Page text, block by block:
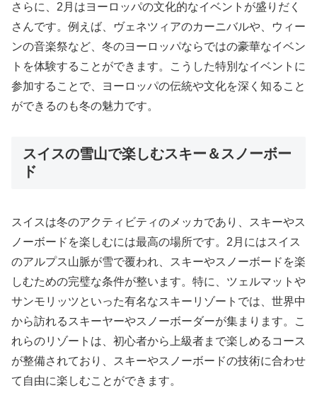
さらに、2月はヨーロッパの文化的なイベントが盛りだく
さんです。例えば、ヴェネツィアのカーニバルや、ウィー
ンの音楽祭など、冬のヨーロッパならではの豪華なイベン
トを体験することができます。こうした特別なイベントに
参加することで、ヨーロッパの伝統や文化を深く知ること
ができるのも冬の魅力です。
スイスの雪山で楽しむスキー＆スノーボー
ド
スイスは冬のアクティビティのメッカであり、スキーやス
ノーボードを楽しむには最高の場所です。2月にはスイス
のアルプス山脈が雪で覆われ、スキーやスノーボードを楽
しむための完璧な条件が整います。特に、ツェルマットや
サンモリッツといった有名なスキーリゾートでは、世界中
から訪れるスキーヤーやスノーボーダーが集まります。こ
れらのリゾートは、初心者から上級者まで楽しめるコース
が整備されており、スキーやスノーボードの技術に合わせ
て自由に楽しむことができます。